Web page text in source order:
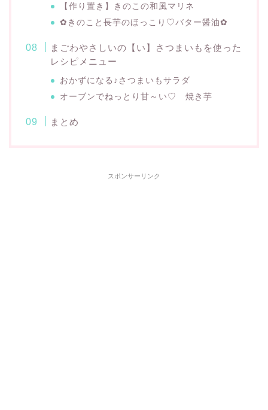
【作り置き】きのこの和風マリネ
✿きのこと長芋のほっこり♡バター醤油✿
まごわやさしいの【い】さつまいもを使った
レシピメニュー
おかずになる♪さつまいもサラダ
オーブンでねっとり甘～い♡ 焼き芋
まとめ
スポンサーリンク